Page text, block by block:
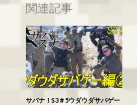
関連記事
サバナ！S3＃5ウダウダサバゲー